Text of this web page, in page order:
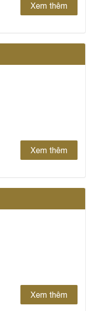
Xem thêm
Xem thêm
Xem thêm